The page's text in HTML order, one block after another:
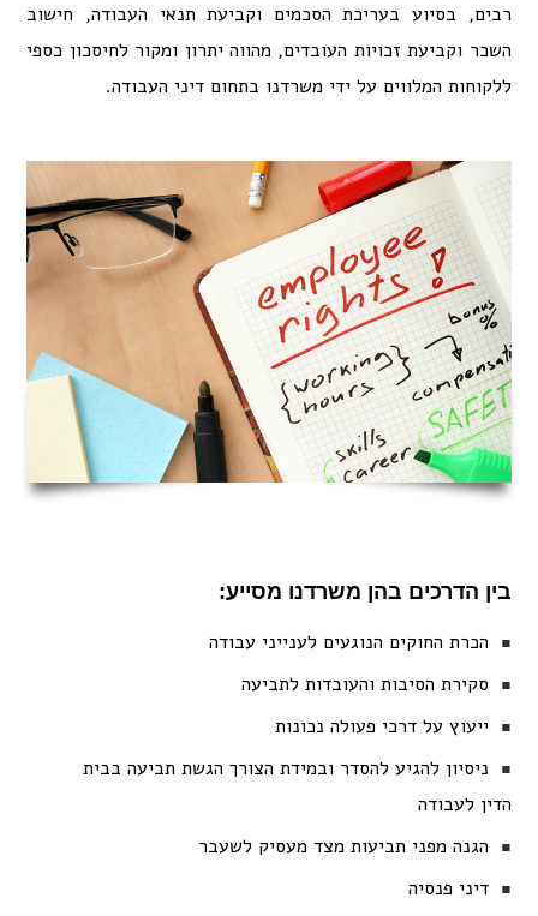
בסיוע בעריכת הסכמים וקביעת תנאי העבודה, חישוב
וקביעת זכויות העובדים, מהווה יתרון ומקור לחיסכון כספי
המלווים על ידי משרדנו בתחום דיני העבודה.
הדרכים בהן משרדנו מסייע:
הכרת החוקים הנוגעים לענייני עבודה
סקירת הסיבות והעובדות לתביעה
ייעוץ על דרכי פעולה נכונות
ניסיון להגיע להסדר ובמידת הצורך הגשת תביעה בבית
לעבודה
הגנה מפני תביעות מצד מעסיק לשעבר
דיני פנסיה